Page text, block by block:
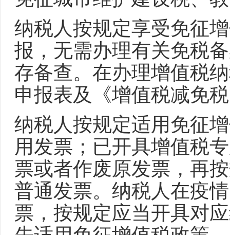
纳税人按规定享受免征
报，无需办理有关免税
存备查。在办理增值税
申报表及《增值税减免
纳税人按规定适用免征
用发票；已开具增值税
票或者作废原发票，再
普通发票。纳税人在疫
票，按规定应当开具对